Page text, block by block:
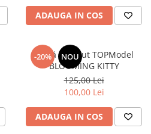
ADAUGA IN COS
-20% NOU
Sticlă de băut TOPModel
BLOOMING KITTY
125,00 Lei
100,00 Lei
ADAUGA IN COS